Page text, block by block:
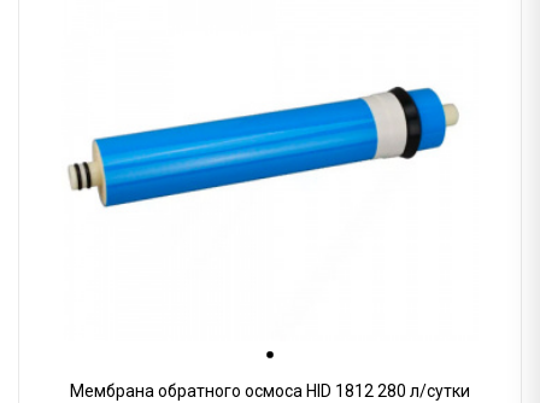
Мембрана обратного осмоса HID 1812 280 л/сутки